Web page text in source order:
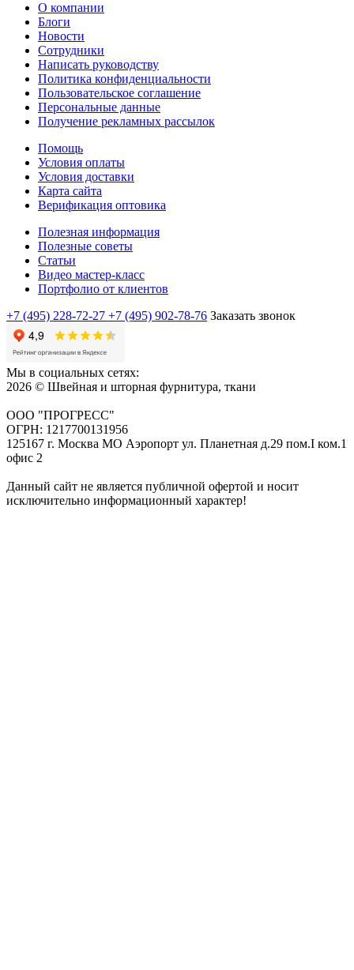
О компании
Блоги
Новости
Сотрудники
Написать руководству
Политика конфиденциальности
Пользовательское соглашение
Персональные данные
Получение рекламных рассылок
Помощь
Условия оплаты
Условия доставки
Карта сайта
Верификация оптовика
Полезная информация
Полезные советы
Статьи
Видео мастер-класс
Портфолио от клиентов
+7 (495) 228-72-27 +7 (495) 902-78-76 Заказать звонок
Мы в социальных сетях:
2026 © Швейная и шторная фурнитура, ткани
ООО "ПРОГРЕСС"
ОГРН: 1217700131956
125167 г. Москва МО Аэропорт ул. Планетная д.29 пом.I ком.1
офис 2
Данный сайт не является публичной офертой и носит
исключительно информационный характер!